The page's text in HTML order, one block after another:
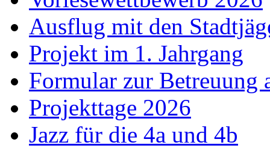
Ausflug mit den
Projekt im 1. Jahrgang
Formular zur Betreuung
Projekttage 2026
Jazz für die 4a und 4b